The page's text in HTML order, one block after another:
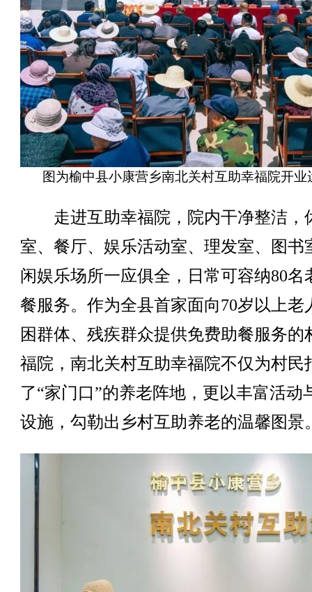
图为榆中县小康营乡南北关村互助幸福院开业
走进互助幸福院，院内干净整洁，
室、餐厅、娱乐活动室、理发室、图书
闲娱乐场所一应俱全，日常可容纳80名
餐服务。作为全县首家面向70岁以上老
困群体、残疾群众提供免费助餐服务的
福院，南北关村互助幸福院不仅为村民
了“家门口”的养老阵地，更以丰富活动
设施，勾勒出乡村互助养老的温馨图景